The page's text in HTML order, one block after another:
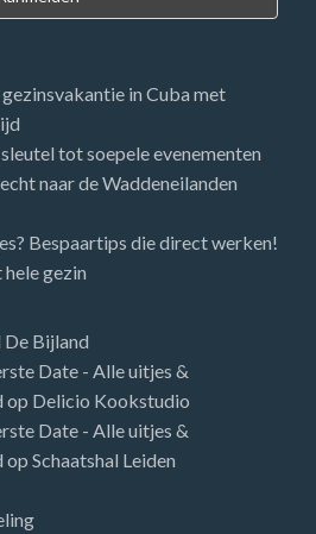
in Cuba met
tot soepele evenementen
naar de Waddeneilanden
Bespaartips die direct werken!
gezin
Bijland
Date - Alle uitjes &
op Delicio Kookstudio
Date - Alle uitjes &
op Schaatshal Leiden